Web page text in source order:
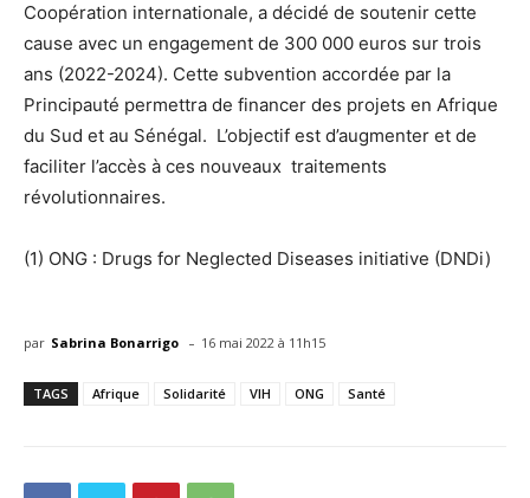
Coopération internationale, a décidé de soutenir cette
cause avec un engagement de 300 000 euros sur trois
ans (2022-2024). Cette subvention accordée par la
Principauté permettra de financer des projets en Afrique
du Sud et au Sénégal. L’objectif est d’augmenter et de
faciliter l’accès à ces nouveaux traitements
révolutionnaires.
(1) ONG : Drugs for Neglected Diseases initiative (DNDi)
par Sabrina Bonarrigo - 16 mai 2022 à 11h15
TAGS Afrique Solidarité VIH ONG Santé